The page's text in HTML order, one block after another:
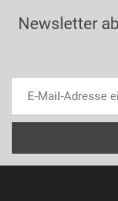
Newsletter